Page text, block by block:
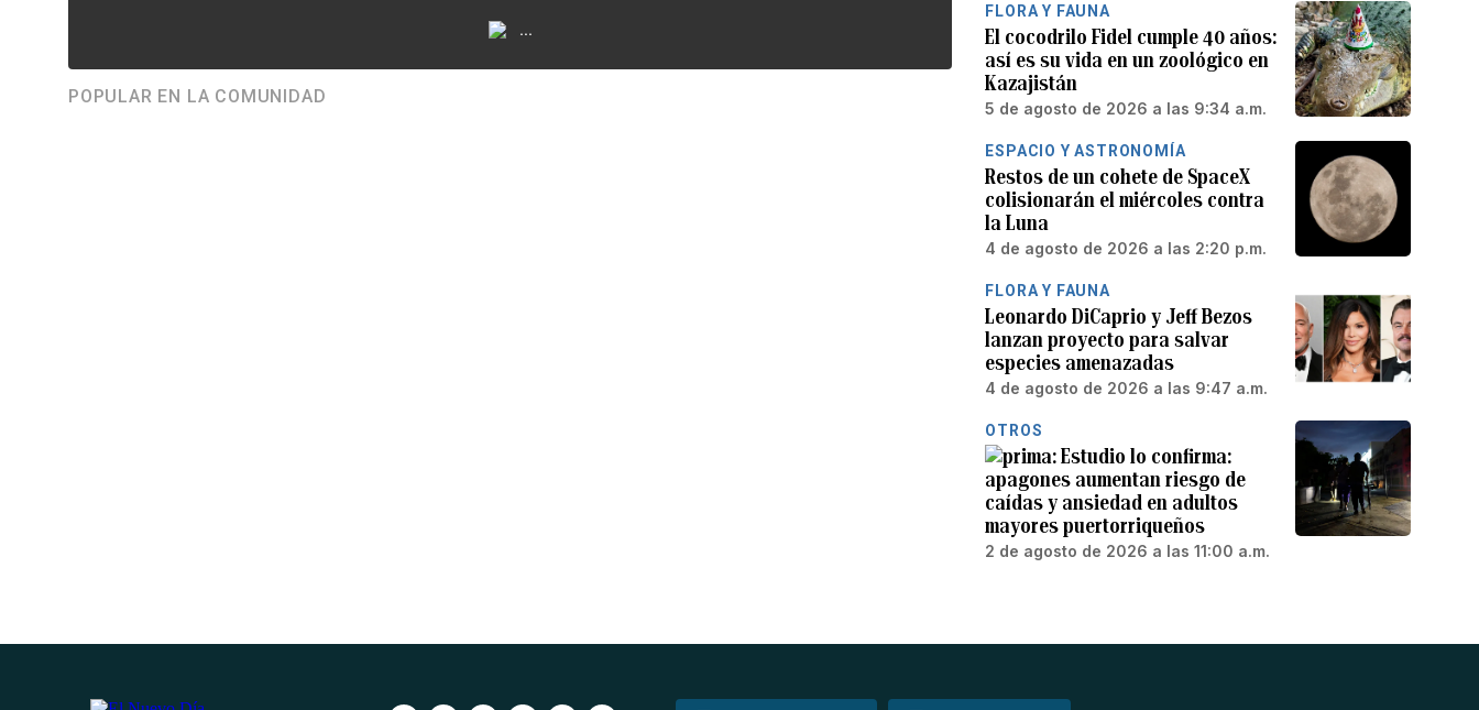
...
POPULAR EN LA COMUNIDAD
FLORA Y FAUNA
El cocodrilo Fidel cumple 40 años:
así es su vida en un zoológico en
Kazajistán
5 de agosto de 2026 a las 9:34 a.m.
ESPACIO Y ASTRONOMÍA
Restos de un cohete de SpaceX
colisionarán el miércoles contra
la Luna
4 de agosto de 2026 a las 2:20 p.m.
FLORA Y FAUNA
Leonardo DiCaprio y Jeff Bezos
lanzan proyecto para salvar
especies amenazadas
4 de agosto de 2026 a las 9:47 a.m.
OTROS
Estudio lo confirma:
apagones aumentan riesgo de
caídas y ansiedad en adultos
mayores puertorriqueños
2 de agosto de 2026 a las 11:00 a.m.